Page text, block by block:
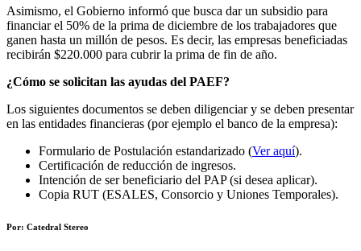
Asimismo, el Gobierno informó que busca dar un subsidio para
financiar el 50% de la prima de diciembre de los trabajadores que
ganen hasta un millón de pesos. Es decir, las empresas beneficiadas
recibirán $220.000 para cubrir la prima de fin de año.
¿Cómo se solicitan las ayudas del PAEF?
Los siguientes documentos se deben diligenciar y se deben presentar
en las entidades financieras (por ejemplo el banco de la empresa):
Formulario de Postulación estandarizado (Ver aquí).
Certificación de reducción de ingresos.
Intención de ser beneficiario del PAP (si desea aplicar).
Copia RUT (ESALES, Consorcio y Uniones Temporales).
Por: Catedral Stereo